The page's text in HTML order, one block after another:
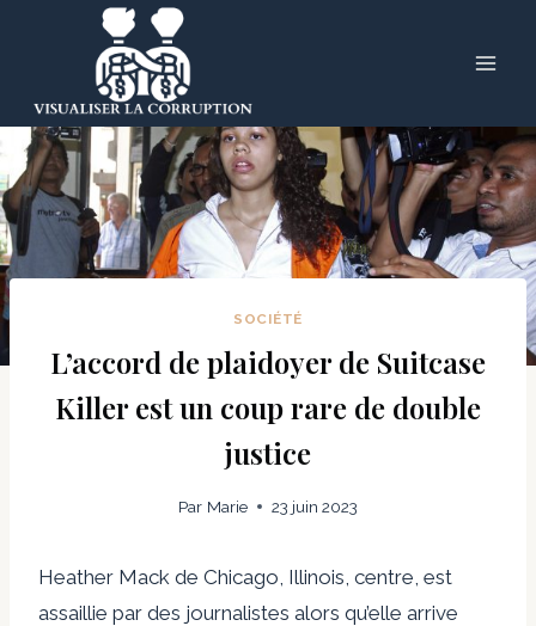
SOCIÉTÉ
L’accord de plaidoyer de Suitcase
Killer est un coup rare de double
justice
Par Marie 23 juin 2023
Heather Mack de Chicago, Illinois, centre, est
assaillie par des journalistes alors qu’elle arrive